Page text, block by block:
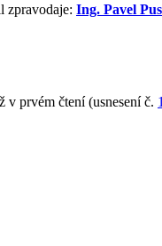
zpravodaje: Ing. Pavel
v prvém čtení (usnesení č.